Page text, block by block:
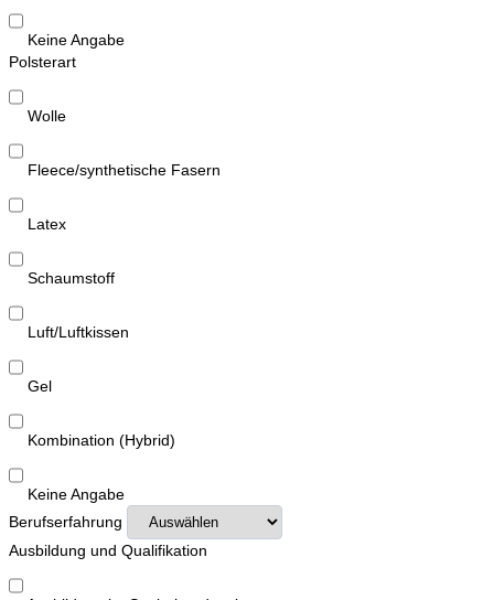
Keine Angabe
Polsterart
Wolle
Fleece/synthetische Fasern
Latex
Schaumstoff
Luft/Luftkissen
Gel
Kombination (Hybrid)
Keine Angabe
Berufserfahrung
Ausbildung und Qualifikation